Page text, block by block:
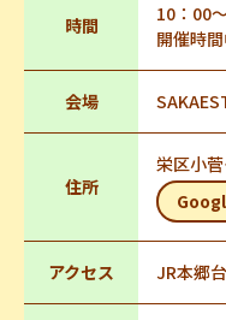
時間
10：00
開催時
会場
住所
栄区小
アクセス JR本郷